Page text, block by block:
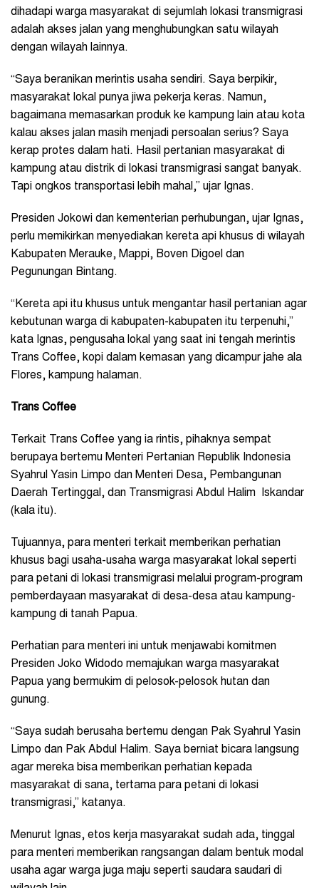
dihadapi warga masyarakat di sejumlah lokasi transmigrasi
adalah akses jalan yang menghubungkan satu wilayah
dengan wilayah lainnya.
“Saya beranikan merintis usaha sendiri. Saya berpikir,
masyarakat lokal punya jiwa pekerja keras. Namun,
bagaimana memasarkan produk ke kampung lain atau kota
kalau akses jalan masih menjadi persoalan serius? Saya
kerap protes dalam hati. Hasil pertanian masyarakat di
kampung atau distrik di lokasi transmigrasi sangat banyak.
Tapi ongkos transportasi lebih mahal,” ujar Ignas.
Presiden Jokowi dan kementerian perhubungan, ujar Ignas,
perlu memikirkan menyediakan kereta api khusus di wilayah
Kabupaten Merauke, Mappi, Boven Digoel dan
Pegunungan Bintang.
“Kereta api itu khusus untuk mengantar hasil pertanian agar
kebutunan warga di kabupaten-kabupaten itu terpenuhi,”
kata Ignas, pengusaha lokal yang saat ini tengah merintis
Trans Coffee, kopi dalam kemasan yang dicampur jahe ala
Flores, kampung halaman.
Trans Coffee
Terkait Trans Coffee yang ia rintis, pihaknya sempat
berupaya bertemu Menteri Pertanian Republik Indonesia
Syahrul Yasin Limpo dan Menteri Desa, Pembangunan
Daerah Tertinggal, dan Transmigrasi Abdul Halim Iskandar
(kala itu).
Tujuannya, para menteri terkait memberikan perhatian
khusus bagi usaha-usaha warga masyarakat lokal seperti
para petani di lokasi transmigrasi melalui program-program
pemberdayaan masyarakat di desa-desa atau kampung-
kampung di tanah Papua.
Perhatian para menteri ini untuk menjawabi komitmen
Presiden Joko Widodo memajukan warga masyarakat
Papua yang bermukim di pelosok-pelosok hutan dan
gunung.
“Saya sudah berusaha bertemu dengan Pak Syahrul Yasin
Limpo dan Pak Abdul Halim. Saya berniat bicara langsung
agar mereka bisa memberikan perhatian kepada
masyarakat di sana, tertama para petani di lokasi
transmigrasi,” katanya.
Menurut Ignas, etos kerja masyarakat sudah ada, tinggal
para menteri memberikan rangsangan dalam bentuk modal
usaha agar warga juga maju seperti saudara saudari di